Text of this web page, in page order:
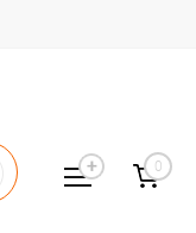
0